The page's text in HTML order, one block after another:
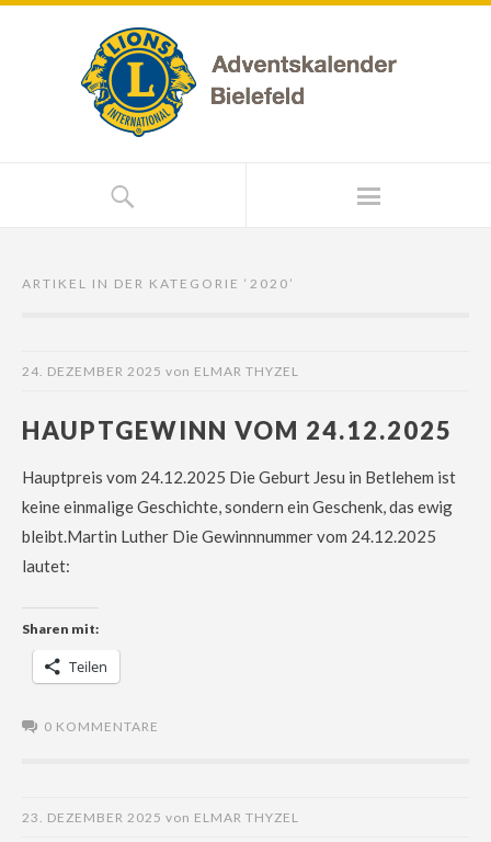
ARTIKEL IN DER KATEGORIE ‘ 2020 ’
24. DEZEMBER 2025 von ELMAR THYZEL
HAUPTGEWINN VOM 24.12.2025
Hauptpreis vom 24.12.2025 Die Geburt Jesu in Betlehem ist
keine einmalige Geschichte, sondern ein Geschenk, das ewig
bleibt.Martin Luther Die Gewinnnummer vom 24.12.2025
lautet:
Sharen mit:
Teilen
0 KOMMENTARE
23. DEZEMBER 2025 von ELMAR THYZEL